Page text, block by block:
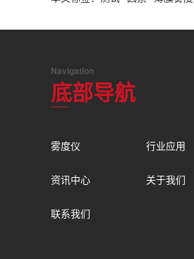
Navigation
底部导航
雾度仪 行业应用
资讯中心 关于我们
联系我们